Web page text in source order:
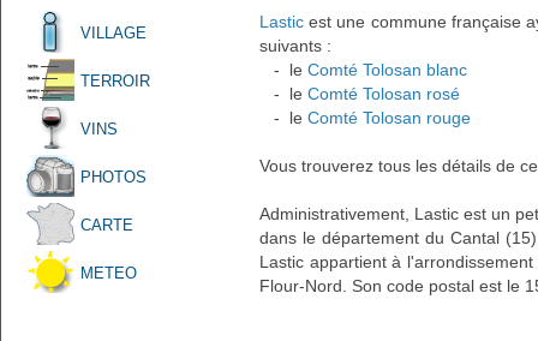
VILLAGE
TERROIR
VINS
PHOTOS
CARTE
METEO
Lastic est une commune française
suivants :
- le Comté Tolosan blanc
- le Comté Tolosan rosé
- le Comté Tolosan rouge
Vous trouverez tous les détails de
Administrativement, Lastic est un
dans le département du Cantal
Lastic appartient à
Flour-Nord. Son code postal est le